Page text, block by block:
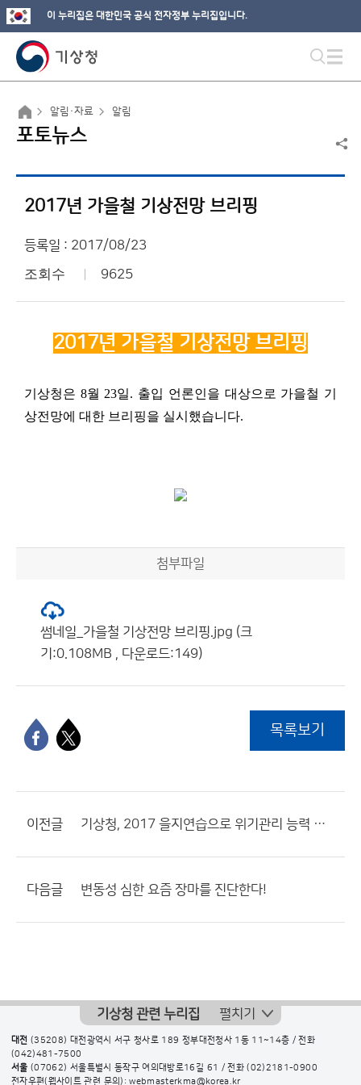
이 누리집은 대한민국 공식 전자정부 누리집입니다.
알림·자료 알림
포토뉴스
2017년 가을철 기상전망 브리핑
등록일 : 2017/08/23
조회수 9625
2017년 가을철 기상전망 브리핑
기상청은 8월 23일. 출입 언론인을 대상으로 가을철 기
상전망에 대한 브리핑을 실시했습니다.
첨부파일
썸네일_가을철 기상전망 브리핑.jpg (크
기:0.108MB , 다운로드:149)
목록보기
이전글 기상청, 2017 을지연습으로 위기관리 능력 향상
다음글 변동성 심한 요즘 장마를 진단한다!
기상청 관련 누리집 펼치기
대전 (35208) 대전광역시 서구 청사로 189 정부대전청사 1동 11~14층 / 전화
(042)481-7500
서울 (07062) 서울특별시 동작구 여의대방로16길 61 / 전화(02)2181-0900
전자우편(웹사이트 관련 문의): webmasterkma@korea.kr